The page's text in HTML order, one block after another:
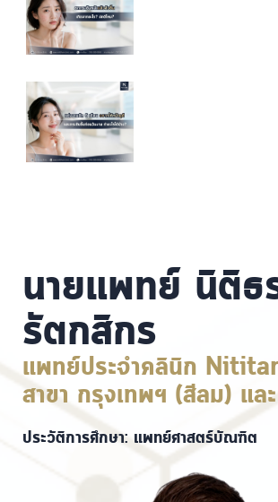
นายแพทย์ นิติธ
รัตกสิกร
แพทย์ประจำคลินิก
สาขา กรุงเทพฯ (สีลม) แ
ประวัติการศึกษา: แพทย์ศาสตร์บัณฑิต